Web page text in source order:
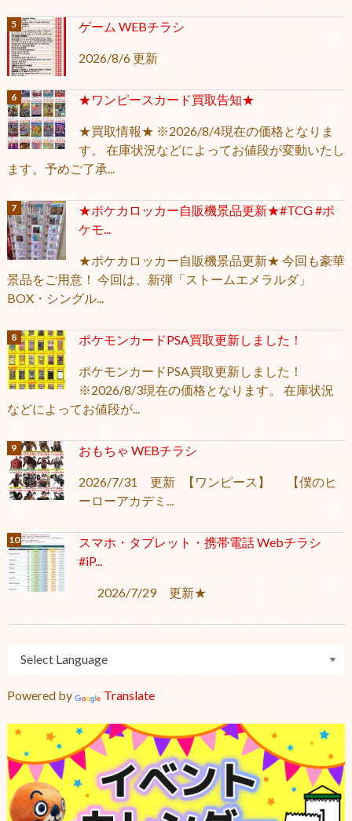
ゲーム WEBチラシ
2026/8/6 更新
★ワンピースカード買取告知★
★買取情報★ ※2026/8/4現在の価格となりま
す。 在庫状況などによってお値段が変動いたし
ます。予めご了承...
★ポケカロッカー自販機景品更新★#TCG #ポ
ケモ...
★ポケカロッカー自販機景品更新★ 今回も豪華
景品をご用意！ 今回は、新弾「ストームエメラルダ」
BOX・シングル...
ポケモンカードPSA買取更新しました！
ポケモンカードPSA買取更新しました！
※2026/8/3現在の価格となります。 在庫状況
などによってお値段が...
おもちゃ WEBチラシ
2026/7/31 更新 【ワンピース】 【僕のヒ
ーローアカデミ...
スマホ・タブレット・携帯電話 Webチラシ
#iP...
2026/7/29 更新★
Powered by Translate